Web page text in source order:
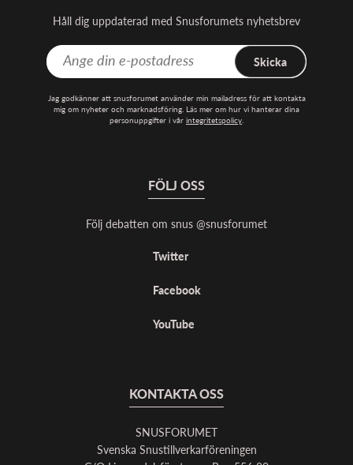
Håll dig uppdaterad med Snusforumets nyhetsbrev
Skicka
Jag godkänner att snusforumet använder min mailadress för att kontakta
mig om nyheter och marknadsföring. Läs mer om hur vi hanterar dina
personuppgifter i vår integritetspolicy.
FÖLJ OSS
Följ debatten om snus @snusforumet
Twitter
Facebook
YouTube
KONTAKTA OSS
SNUSFORUMET
Svenska Snustillverkarföreningen